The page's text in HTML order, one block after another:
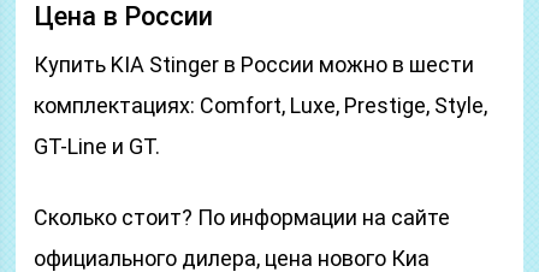
Цена в России
Купить KIA Stinger в России можно в шести
комплектациях: Comfort, Luxe, Prestige, Style,
GT-Line и GT.
Сколько стоит? По информации на сайте
официального дилера, цена нового Киа